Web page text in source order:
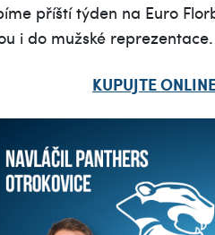
příští týden na Euro
i do mužské reprezentace.
KUPUJTE